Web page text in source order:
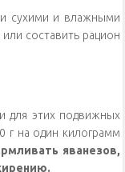
сухими и влажными
составить рацион
для этих подвижных
г на один килограмм
яванезов,